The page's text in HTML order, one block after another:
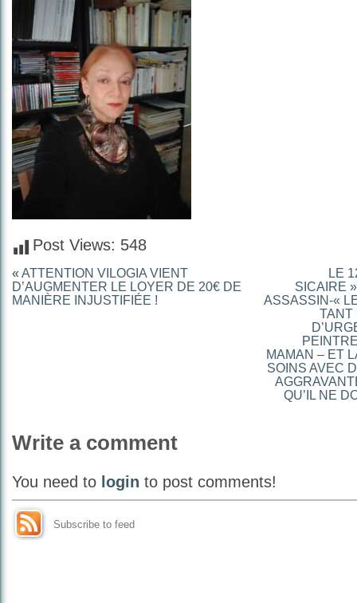
Post Views: 548
« ATTENTION VILOGIA VIENT
D’AUGMENTER LE LOYER DE 20€ DE
MANIÈRE INJUSTIFIÉE !
LE
SICAIRE
ASSASSIN-«
TANT
MAMAN – ET
SOINS AVEC
QU’IL NE
Write a comment
You need to login to post comments!
Subscribe to feed